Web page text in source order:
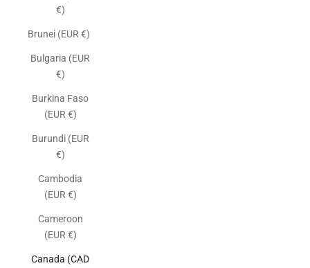
€)
Brunei (EUR €)
Bulgaria (EUR
€)
Burkina Faso
(EUR €)
Burundi (EUR
€)
Cambodia
(EUR €)
Cameroon
(EUR €)
Canada (CAD